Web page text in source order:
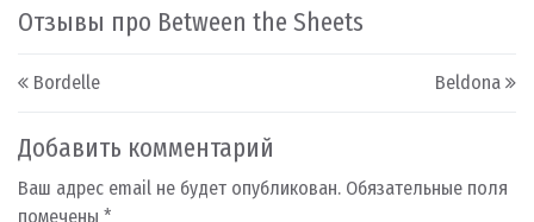
Отзывы про Between the Sheets
Post navigation
Bordelle Beldona
Добавить комментарий
Ваш адрес email не будет опубликован. Обязательные поля
помечены *